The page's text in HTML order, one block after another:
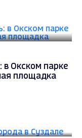
в Окском парке
площадка